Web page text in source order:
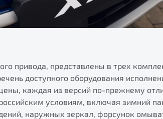
привода, представлены в трех
доступного оборудования
каждая из версий по-прежнему
условиям, включая зимний
наружных зеркал, форсунок